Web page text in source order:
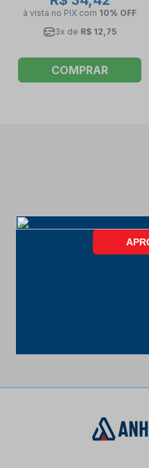
à vista no PIX com 10% OFF
3x de R$ 12,75
COMPRAR